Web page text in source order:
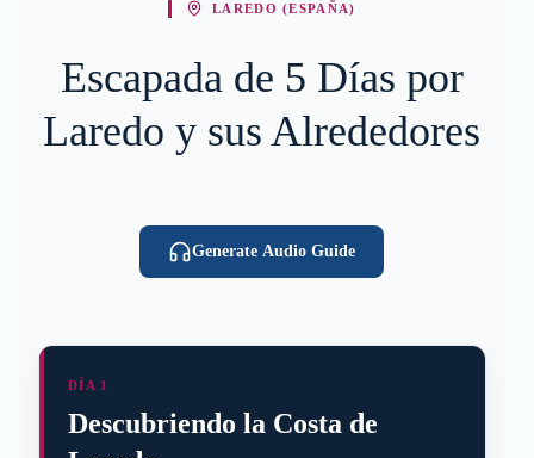
LAREDO (ESPAÑA)
Escapada de 5 Días por
Laredo y sus Alrededores
Generate Audio Guide
DÍA 1
Descubriendo la Costa de